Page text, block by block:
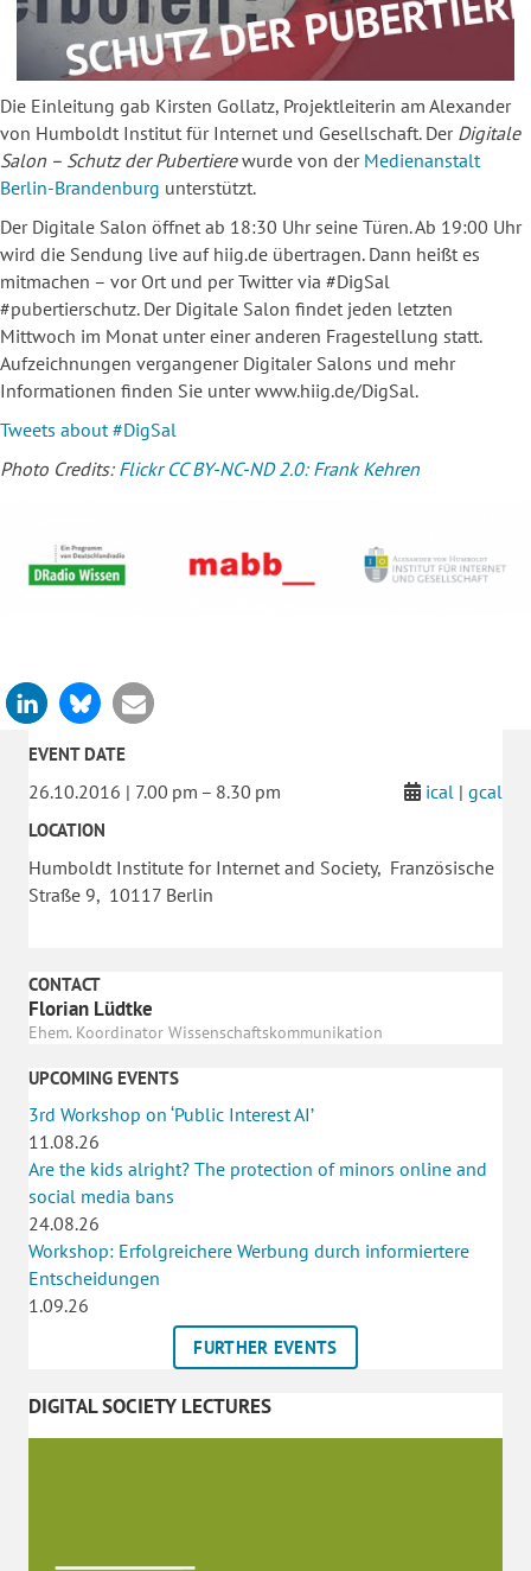
Die Einleitung gab Kirsten Gollatz, Projektleiterin am Alexander
von Humboldt Institut für Internet und Gesellschaft. Der Digitale
Salon – Schutz der Pubertierewurde von der Medienanstalt
Berlin-Brandenburg unterstützt.
Der Digitale Salon öffnet ab 18:30 Uhr seine Türen. Ab 19:00 Uhr
wird die Sendung live auf hiig.de übertragen. Dann heißt es
mitmachen – vor Ort und per Twitter via #DigSal
#pubertierschutz. Der Digitale Salon findet jeden letzten
Mittwoch im Monat unter einer anderen Fragestellung statt.
Aufzeichnungen vergangener Digitaler Salons und mehr
Informationen finden Sie unter www.hiig.de/DigSal.
Tweets about #DigSal
Photo Credits: Flickr CC BY-NC-ND 2.0: Frank Kehren
EVENT DATE
26.10.2016 | 7.00 pm – 8.30 pm ical | gcal
LOCATION
Humboldt Institute for Internet and Society, Französische
Straße 9, 10117 Berlin
CONTACT
Florian Lüdtke
Ehem. Koordinator Wissenschaftskommunikation
UPCOMING EVENTS
3rd Workshop on ‘Public Interest AI’
11.08.26
Are the kids alright? The protection of minors online and
social media bans
24.08.26
Workshop: Erfolgreichere Werbung durch informiertere
Entscheidungen
1.09.26
FURTHER EVENTS
DIGITAL SOCIETY LECTURES